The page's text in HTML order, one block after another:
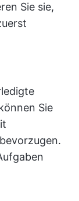
Sie sie,
Sie